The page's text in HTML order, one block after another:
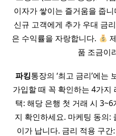
이자가 쌓이는 즐거움을 줍
신규 고객에게 추가 우대 금
은 수익률을 자랑합니다.
품 조금이
파킹통장의 ‘최고 금리’에는
가입할 때 꼭 확인하는 4가지
택: 해당 은행 첫 거래 시
지 확인하세요. 마케팅 동의:
이가 납니다. 금리 적용 구